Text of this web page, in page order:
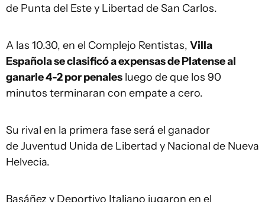
de Punta del Este y Libertad de San Carlos.
A las 10.30, en el Complejo Rentistas, Villa
Española se clasificó a expensas de Platense al
ganarle 4-2 por penales luego de que los 90
minutos terminaran con empate a cero.
Su rival en la primera fase será el ganador
de Juventud Unida de Libertad y Nacional de Nueva
Helvecia.
Basáñez y Deportivo Italiano jugaron en el